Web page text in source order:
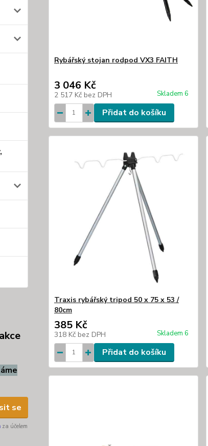
se
za účelem
Rybářský stojan rodpod VX3 FAITH
3 046 Kč
2 517 Kč bez DPH Skladem 6
Přidat do košíku
Traxis rybářský tripod 50 x 75 x 53 /
80cm
385 Kč
318 Kč bez DPH Skladem 6
Přidat do košíku